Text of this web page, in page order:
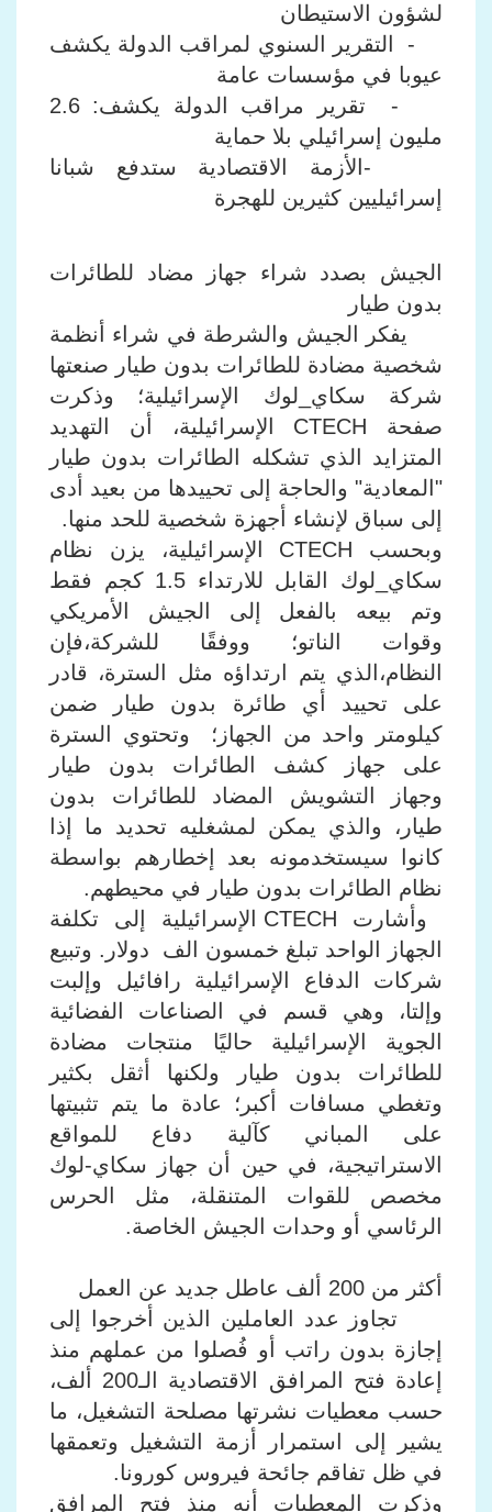
لشؤون الاستيطان
- التقرير السنوي لمراقب الدولة يكشف
عيوبا في مؤسسات عامة
- تقرير مراقب الدولة يكشف: 2.6
مليون إسرائيلي بلا حماية
-الأزمة الاقتصادية ستدفع شبانا
إسرائيليين كثيرين للهجرة
الجيش بصدد شراء جهاز مضاد للطائرات
بدون طيار
يفكر الجيش والشرطة في شراء أنظمة
شخصية مضادة للطائرات بدون طيار صنعتها
شركة سكاي_لوك الإسرائيلية؛ وذكرت
صفحة CTECH الإسرائيلية، أن التهديد
المتزايد الذي تشكله الطائرات بدون طيار
"المعادية" والحاجة إلى تحييدها من بعيد أدى
إلى سباق لإنشاء أجهزة شخصية للحد منها.
وبحسب CTECH الإسرائيلية، يزن نظام
سكاي_لوك القابل للارتداء 1.5 كجم فقط
وتم بيعه بالفعل إلى الجيش الأمريكي
وقوات الناتو؛ ووفقًا للشركة،فإن
النظام،الذي يتم ارتداؤه مثل السترة، قادر
على تحييد أي طائرة بدون طيار ضمن
كيلومتر واحد من الجهاز؛ وتحتوي السترة
على جهاز كشف الطائرات بدون طيار
وجهاز التشويش المضاد للطائرات بدون
طيار، والذي يمكن لمشغليه تحديد ما إذا
كانوا سيستخدمونه بعد إخطارهم بواسطة
نظام الطائرات بدون طيار في محيطهم.
وأشارت CTECH الإسرائيلية إلى تكلفة
الجهاز الواحد تبلغ خمسون الف دولار. وتبيع
شركات الدفاع الإسرائيلية رافائيل وإلبت
وإلتا، وهي قسم في الصناعات الفضائية
الجوية الإسرائيلية حاليًا منتجات مضادة
للطائرات بدون طيار ولكنها أثقل بكثير
وتغطي مسافات أكبر؛ عادة ما يتم تثبيتها
على المباني كآلية دفاع للمواقع
الاستراتيجية، في حين أن جهاز سكاي-لوك
مخصص للقوات المتنقلة، مثل الحرس
الرئاسي أو وحدات الجيش الخاصة.
أكثر من 200 ألف عاطل جديد عن العمل
تجاوز عدد العاملين الذين أخرجوا إلى
إجازة بدون راتب أو فُصلوا من عملهم منذ
إعادة فتح المرافق الاقتصادية الـ200 ألف،
حسب معطيات نشرتها مصلحة التشغيل، ما
يشير إلى استمرار أزمة التشغيل وتعمقها
في ظل تفاقم جائحة فيروس كورونا.
وذكرت المعطيات أنه منذ فتح المرافق